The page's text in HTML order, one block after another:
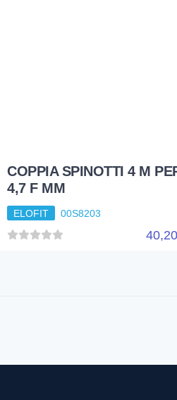
COPPIA SPINOTTI 4 M
4,7 F MM
ELOFIT 00S8203
40,20